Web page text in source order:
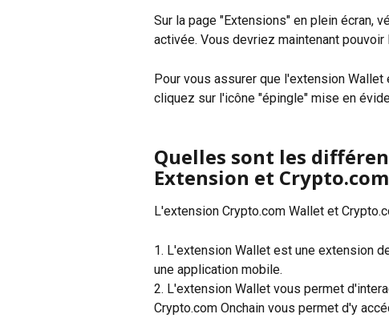
Sur la page "Extensions" en plein écran,
activée. Vous devriez maintenant
Pour vous assurer que l'extension
cliquez sur l'icône "épingle" mise en
Quelles sont les
Extension et
L'extension Crypto.com Wallet et
1. L'extension Wallet est une extension
une application mobile.
2. L'extension Wallet vous permet
Crypto.com Onchain vous permet d'y